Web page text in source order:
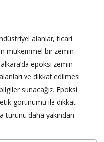
alanlar, ticari
mükemmel bir zemin
epoksi zemin
ve dikkat edilmesi
sunacağız. Epoksi
görünümü ile dikkat
türünü daha yakından